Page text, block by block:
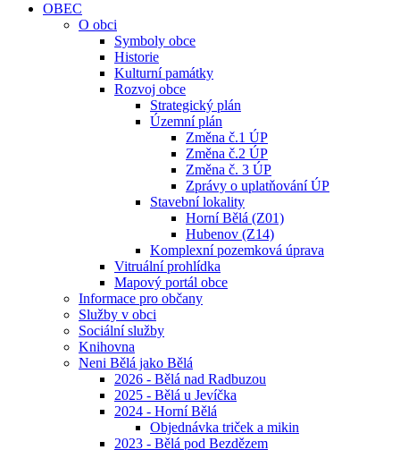
OBEC
O obci
Symboly obce
Historie
Kulturní památky
Rozvoj obce
Strategický plán
Územní plán
Změna č.1 ÚP
Změna č.2 ÚP
Změna č. 3 ÚP
Zprávy o uplatňování ÚP
Stavební lokality
Horní Bělá (Z01)
Hubenov (Z14)
Komplexní pozemková úprava
Vitruální prohlídka
Mapový portál obce
Informace pro občany
Služby v obci
Sociální služby
Knihovna
Neni Bělá jako Bělá
2026 - Bělá nad Radbuzou
2025 - Bělá u Jevíčka
2024 - Horní Bělá
Objednávka triček a mikin
2023 - Bělá pod Bezdězem